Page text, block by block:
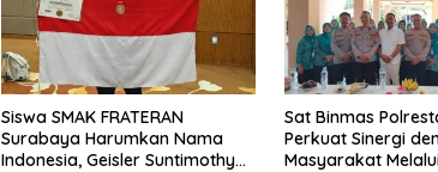
Siswa SMAK FRATERAN
Surabaya Harumkan Nama
Indonesia, Geisler Suntimothy
Sat Binmas
Perkuat Sinergi
Masyarakat